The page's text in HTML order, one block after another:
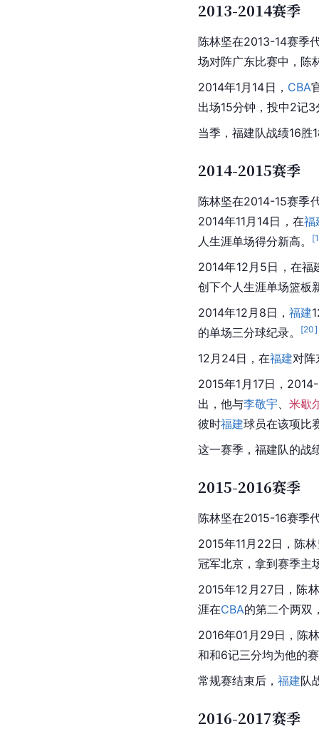
2013-2014赛季
陈林坚在2013-14赛季
场对阵广东比赛中，陈
2014年1月14日， CBA
出场15分钟，投中2记
当季，福建队战绩16胜
2014-2015赛季
陈林坚在2014-15赛季
2014年11月14日，在福
人生涯单场得分新高。
[1
2014年12月5日，在福
创下个人生涯单场篮板
2014年12月8日，福建
的单场三分球纪录。
[20]
12月24日，在福建对阵
2015年1月17日，
出，他与李敬宇 、米歇
彼时福建球员在该项比
这一赛季，福建队的战
2015-2016赛季
陈林坚在2015-16赛季
2015年11月22日，陈
冠军北京，拿到赛季主
2015年12月27日，陈
涯在CBA的第二个两双
2016年01月29日，陈
和和6记三分均为他的
常规赛结束后， 福建队
2016-2017赛季